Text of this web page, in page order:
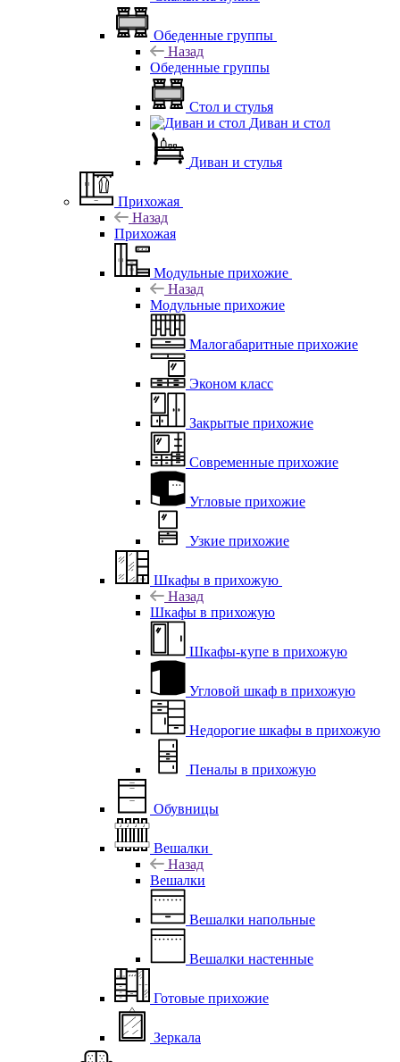
Обеденные группы
Назад
Обеденные группы
Стол и стулья
Диван и стол
Диван и стулья
Прихожая
Назад
Прихожая
Модульные прихожие
Назад
Модульные прихожие
Малогабаритные прихожие
Эконом класс
Закрытые прихожие
Современные прихожие
Угловые прихожие
Узкие прихожие
Шкафы в прихожую
Назад
Шкафы в прихожую
Шкафы-купе в прихожую
Угловой шкаф в прихожую
Недорогие шкафы в прихожую
Пеналы в прихожую
Обувницы
Вешалки
Назад
Вешалки
Вешалки напольные
Вешалки настенные
Готовые прихожие
Зеркала